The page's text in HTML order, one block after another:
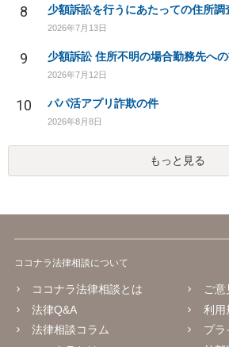
8 少額訴訟を行うにあたっての住所調
2026年7月13日
9 少額訴訟 住所不明の場合勤務先へ
2026年7月12日
10 パパ活アプリ詐欺の件
2026年8月8日
もっと見る
ココナラ法律相談について
ココナラ法律相談とは
法律Q&A
法律相談コラム
ご
利用
プラ